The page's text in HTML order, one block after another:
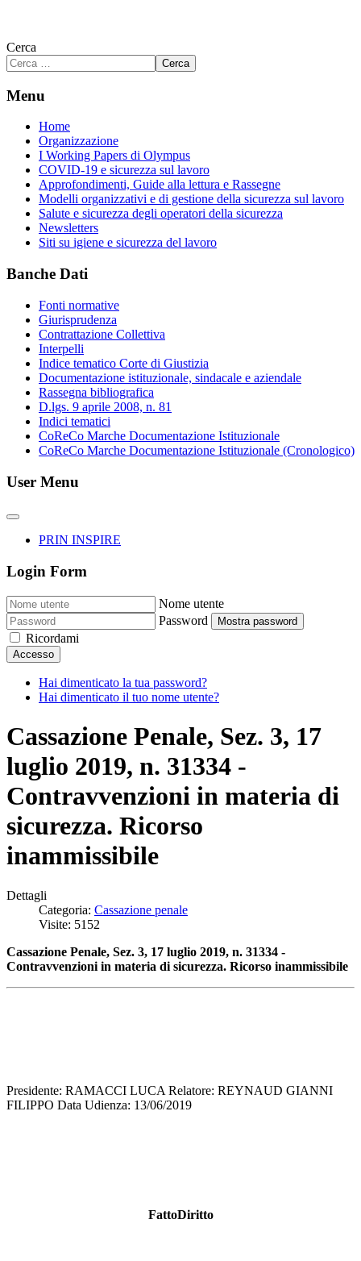
Cerca
Cerca
Menu
Home
Organizzazione
I Working Papers di Olympus
COVID-19 e sicurezza sul lavoro
Approfondimenti, Guide alla lettura e Rassegne
Modelli organizzativi e di gestione della sicurezza sul lavoro
Salute e sicurezza degli operatori della sicurezza
Newsletters
Siti su igiene e sicurezza del lavoro
Banche Dati
Fonti normative
Giurisprudenza
Contrattazione Collettiva
Interpelli
Indice tematico Corte di Giustizia
Documentazione istituzionale, sindacale e aziendale
Rassegna bibliografica
D.lgs. 9 aprile 2008, n. 81
Indici tematici
CoReCo Marche Documentazione Istituzionale
CoReCo Marche Documentazione Istituzionale (Cronologico)
User Menu
PRIN INSPIRE
Login Form
Nome utente
Password
Mostra password
Ricordami
Accesso
Hai dimenticato la tua password?
Hai dimenticato il tuo nome utente?
Cassazione Penale, Sez. 3, 17
luglio 2019, n. 31334 -
Contravvenzioni in materia di
sicurezza. Ricorso
inammissibile
Dettagli
Categoria: Cassazione penale
Visite: 5152
Cassazione Penale, Sez. 3, 17 luglio 2019, n. 31334 -
Contravvenzioni in materia di sicurezza. Ricorso inammissibile
Presidente: RAMACCI LUCA Relatore: REYNAUD GIANNI
FILIPPO Data Udienza: 13/06/2019
FattoDiritto